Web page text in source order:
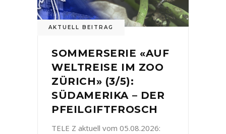
AKTUELL BEITRAG
SOMMERSERIE «AUF
WELTREISE IM ZOO
ZÜRICH» (3/5):
SÜDAMERIKA – DER
PFEILGIFTFROSCH
TELE Z aktuell vom 05.08.2026: